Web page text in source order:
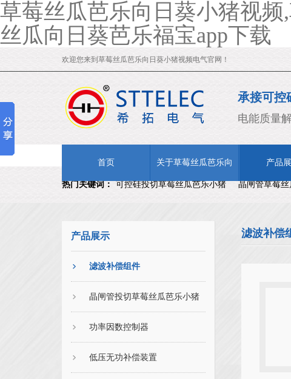
草莓丝瓜芭乐向日葵小猪视
丝瓜向日葵芭乐福宝app下载
欢迎您来到草莓丝瓜芭乐向日葵小猪视频电气官网！
承接可控
OEM/
电能质量
首页 关于草莓丝瓜芭乐向 产品
热门关键词： 可控硅投切草莓丝瓜芭乐小猪 晶闸管草莓
产品展示
滤波补偿组件
晶闸管投切草莓丝瓜芭乐小猪
功率因数控制器
低压无功补偿装置
滤波补偿